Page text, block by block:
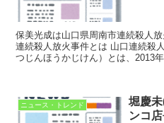
保美光成は山口県周南市連続殺人
連続殺人放火事件とは 山口連続殺
つじんほうかじけん）とは、2013
ニュース・トレンド
堀慶
ンコ